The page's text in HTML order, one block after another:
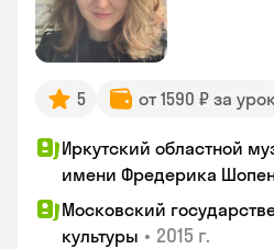
5 от 1590 ₽ за
Иркутский областной
имени Фредерика
Московский
культуры • 2015 г.